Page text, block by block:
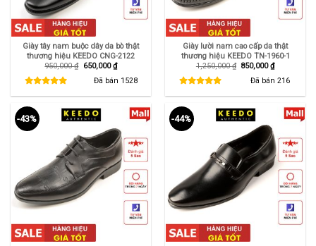
Giày tây nam buộc dây da bò thật
thương hiệu KEEDO CNG-2122
950,000₫ Giá
650,000₫Giá
hiện
tại
Đã bán 1528
Giày lười nam cao cấp da thật
thương hiệu KEEDO TN-1960-1
1,250,000₫ Giá
850,000₫Giá
hiện
tại
Đã bán 216
-43% -44%